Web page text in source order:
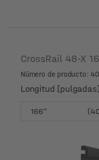
CrossRail 48-X
Número de producto:
Longitud [pulgadas]